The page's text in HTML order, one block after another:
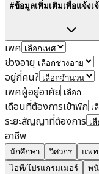
#ข้อมูลเพิ่มเติมเพื่อแจ้งเ
เพศ
ช่วงอายุ
อยู่กี่คน?
เพศผู้อยู่อาศัย
เดือนที่ต้องการเข้าพัก
ระยะสัญญาที่ต้องการ
อาชีพ
นักศึกษา วิศวกร แพท
ไอที/โปรแกรมเมอร์
พ